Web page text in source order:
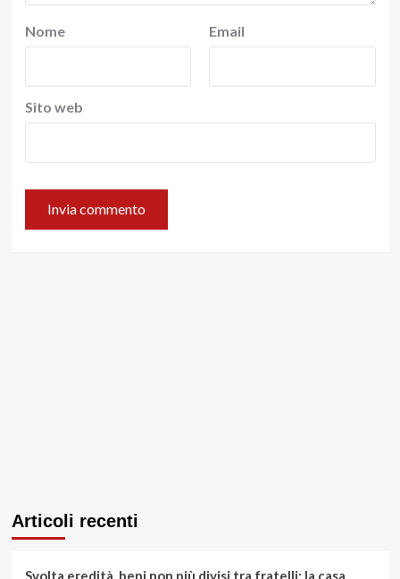
Nome Email
Sito web
Articoli recenti
Svolta eredità, beni non più divisi tra fratelli: la casa